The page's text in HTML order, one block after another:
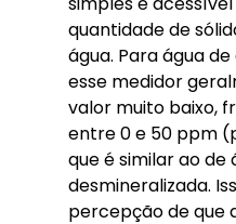
quantidade de
água. Para água
esse medidor
valor muito baixo,
entre 0 e 50 ppm
que é similar ao de
desmineralizada.
percepção de que